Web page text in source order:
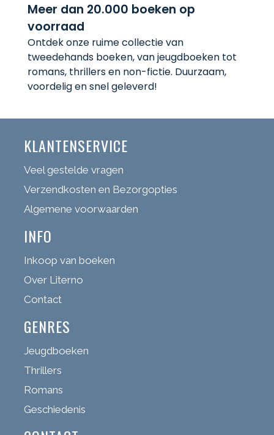
Meer dan 20.000 boeken op
voorraad
Ontdek onze ruime collectie van
tweedehands boeken, van jeugdboeken tot
romans, thrillers en non-fictie. Duurzaam,
voordelig en snel geleverd!
KLANTENSERVICE
Veel gestelde vragen
Verzendkosten en Bezorgopties
Algemene voorwaarden
INFO
Inkoop van boeken
Over Literno
Contact
GENRES
Jeugdboeken
Thrillers
Romans
Geschiedenis